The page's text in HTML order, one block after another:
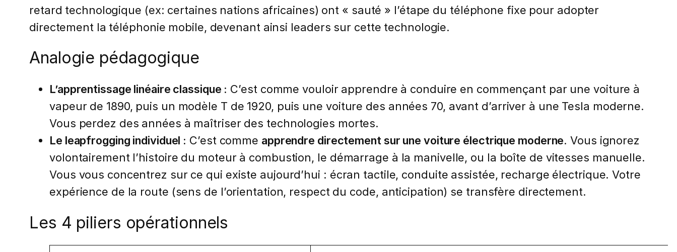
retard technologique (ex: certaines nations africaines) ont « sauté » l’étape du téléphone fixe pour adopter
directement la téléphonie mobile, devenant ainsi leaders sur cette technologie.
Analogie pédagogique
L’apprentissage linéaire classique : C’est comme vouloir apprendre à conduire en commençant par une voiture à
vapeur de 1890, puis un modèle T de 1920, puis une voiture des années 70, avant d’arriver à une Tesla moderne.
Vous perdez des années à maîtriser des technologies mortes.
Le leapfrogging individuel : C’est comme apprendre directement sur une voiture électrique moderne. Vous ignorez
volontairement l’histoire du moteur à combustion, le démarrage à la manivelle, ou la boîte de vitesses manuelle.
Vous vous concentrez sur ce qui existe aujourd’hui : écran tactile, conduite assistée, recharge électrique. Votre
expérience de la route (sens de l’orientation, respect du code, anticipation) se transfère directement.
Les 4 piliers opérationnels